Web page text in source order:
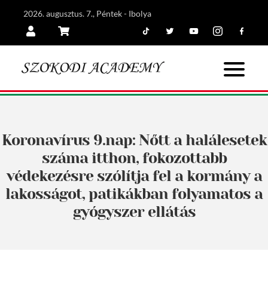
2026. augusztus. 7., Péntek - Ibolya
Koronavírus 9.nap: Nőtt a halálesetek
száma itthon, fokozottabb
védekezésre szólítja fel a kormány a
lakosságot, patikákban folyamatos a
gyógyszer ellátás